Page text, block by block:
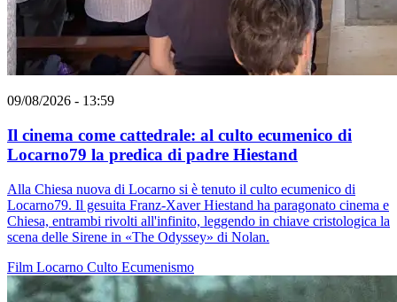
09/08/2026 - 13:59
Il cinema come cattedrale: al culto ecumenico di
Locarno79 la predica di padre Hiestand
Alla Chiesa nuova di Locarno si è tenuto il culto ecumenico di
Locarno79. Il gesuita Franz-Xaver Hiestand ha paragonato cinema e
Chiesa, entrambi rivolti all'infinito, leggendo in chiave cristologica la
scena delle Sirene in «The Odyssey» di Nolan.
Film Locarno Culto Ecumenismo